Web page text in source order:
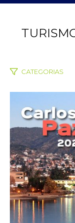
CATEGORIAS